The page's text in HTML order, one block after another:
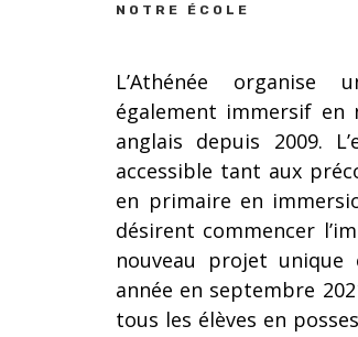
NOTRE ÉCOLE
L’Athénée organise
également immersif en
anglais depuis 2009.
accessible tant aux
en primaire en
désirent commencer
nouveau projet
année en septembre
tous les élèves en